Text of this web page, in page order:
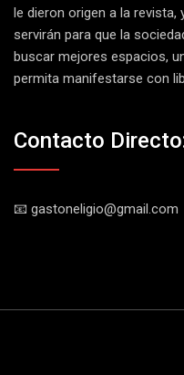
le dieron origen a la
servirán para que la
buscar mejores espacios,
permita manifestarse con
Contacto
📧 gastoneligio@gmail.com